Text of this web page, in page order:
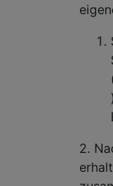
2.